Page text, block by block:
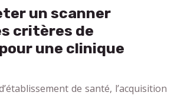
un scanner
critères de
une clinique
de santé, l’acquisition